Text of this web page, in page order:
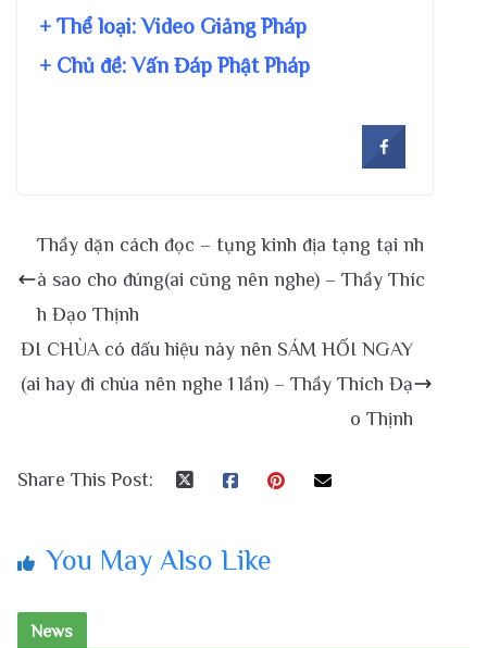
+ Thể loại: Video Giảng Pháp
+ Chủ đề:Vấn Đáp Phật Pháp
Thầy dặn cách đọc – tụng kinh địa tạng tại nh
à sao cho đúng(ai cũng nên nghe) – Thầy Thíc
h Đạo Thịnh
ĐI CHÙA có dấu hiệu này nên SÁM HỐI NGAY
(ai hay đi chùa nên nghe 1 lần) – Thầy Thích Đạ
o Thịnh
Share This Post:
You May Also Like
News